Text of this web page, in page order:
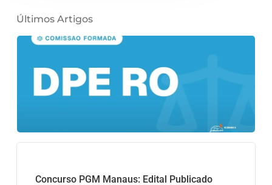
Últimos Artigos
Concurso PGM Manaus: Edital Publicado